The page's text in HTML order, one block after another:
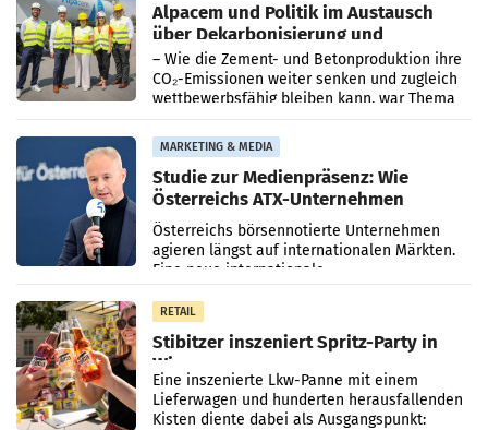
Alpacem und Politik im Austausch
über Dekarbonisierung und
Energiepreise
– Wie die Zement- und Betonproduktion ihre
CO₂-Emissionen weiter senken und zugleich
wettbewerbsfähig bleiben kann, war Thema
eines Treffens zwischen Staatssekretärin
Elisabeth
MARKETING & MEDIA
Studie zur Medienpräsenz: Wie
Österreichs ATX-Unternehmen
international wahrgenommen
werden
Österreichs börsennotierte Unternehmen
agieren längst auf internationalen Märkten.
Eine neue internationale
Medienresonanzanalyse untersucht die
weltweite Berichterstattung über
RETAIL
Stibitzer inszeniert Spritz-Party in
Wien
Eine inszenierte Lkw-Panne mit einem
Lieferwagen und hunderten herausfallenden
Kisten diente dabei als Ausgangspunkt: